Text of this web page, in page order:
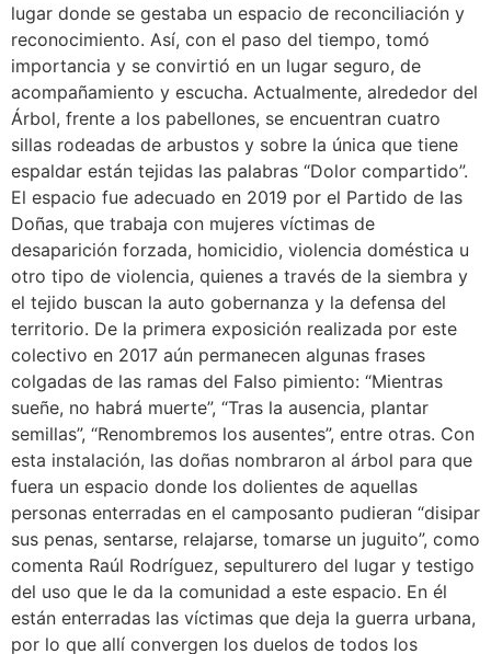
lugar donde se gestaba un espacio de reconciliación y
reconocimiento. Así, con el paso del tiempo, tomó
importancia y se convirtió en un lugar seguro, de
acompañamiento y escucha. Actualmente, alrededor del
Árbol, frente a los pabellones, se encuentran cuatro
sillas rodeadas de arbustos y sobre la única que tiene
espaldar están tejidas las palabras “Dolor compartido”.
El espacio fue adecuado en 2019 por el Partido de las
Doñas, que trabaja con mujeres víctimas de
desaparición forzada, homicidio, violencia doméstica u
otro tipo de violencia, quienes a través de la siembra y
el tejido buscan la auto gobernanza y la defensa del
territorio. De la primera exposición realizada por este
colectivo en 2017 aún permanecen algunas frases
colgadas de las ramas del Falso pimiento: “Mientras
sueñe, no habrá muerte”, “Tras la ausencia, plantar
semillas”, “Renombremos los ausentes”, entre otras. Con
esta instalación, las doñas nombraron al árbol para que
fuera un espacio donde los dolientes de aquellas
personas enterradas en el camposanto pudieran “disipar
sus penas, sentarse, relajarse, tomarse un juguito”, como
comenta Raúl Rodríguez, sepulturero del lugar y testigo
del uso que le da la comunidad a este espacio. En él
están enterradas las víctimas que deja la guerra urbana,
por lo que allí convergen los duelos de todos los